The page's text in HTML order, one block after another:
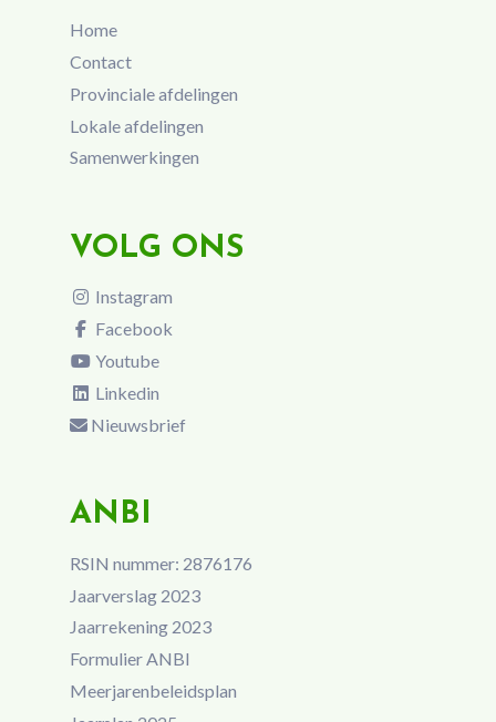
Home
Contact
Provinciale afdelingen
Lokale afdelingen
Samenwerkingen
VOLG ONS
Instagram
Facebook
Youtube
Linkedin
Nieuwsbrief
ANBI
RSIN nummer: 2876176
Jaarverslag 2023
Jaarrekening 2023
Formulier ANBI
Meerjarenbeleidsplan